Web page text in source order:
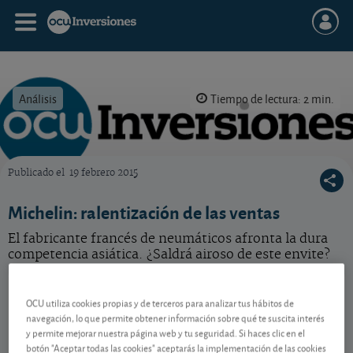
Análisis Tiempo de lectura: 2 min.
Publicado el 19 febrero 2015
Michelin: ralentización de las ventas
El fabricante francés de neumáticos afronta la dura
competencia asiática. ¿Saldrá airoso de este envite?
FR001400AJ45
06/08/2026 París
0,16 EUR (0,47 %)
OCU utiliza cookies propias y de terceros para analizar tus hábitos de
navegación, lo que permite obtener información sobre qué te suscita interés
y permite mejorar nuestra página web y tu seguridad. Si haces clic en el
botón "Aceptar todas las cookies" aceptarás la implementación de las cookies